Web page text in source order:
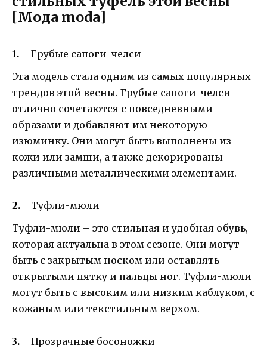
[Мода moda]
Грубые сапоги-челси
Эта модель стала одним из самых популярных
трендов этой весны. Грубые сапоги-челси
отлично сочетаются с повседневными
образами и добавляют им некоторую
изюминку. Они могут быть выполнены из
кожи или замши, а также декорированы
различными металлическими элементами.
Туфли-мюли
Туфли-мюли – это стильная и удобная обувь,
которая актуальна в этом сезоне. Они могут
быть с закрытым носком или оставлять
открытыми пятку и пальцы ног. Туфли-мюли
могут быть с высоким или низким каблуком, с
кожаным или текстильным верхом.
Прозрачные босоножки